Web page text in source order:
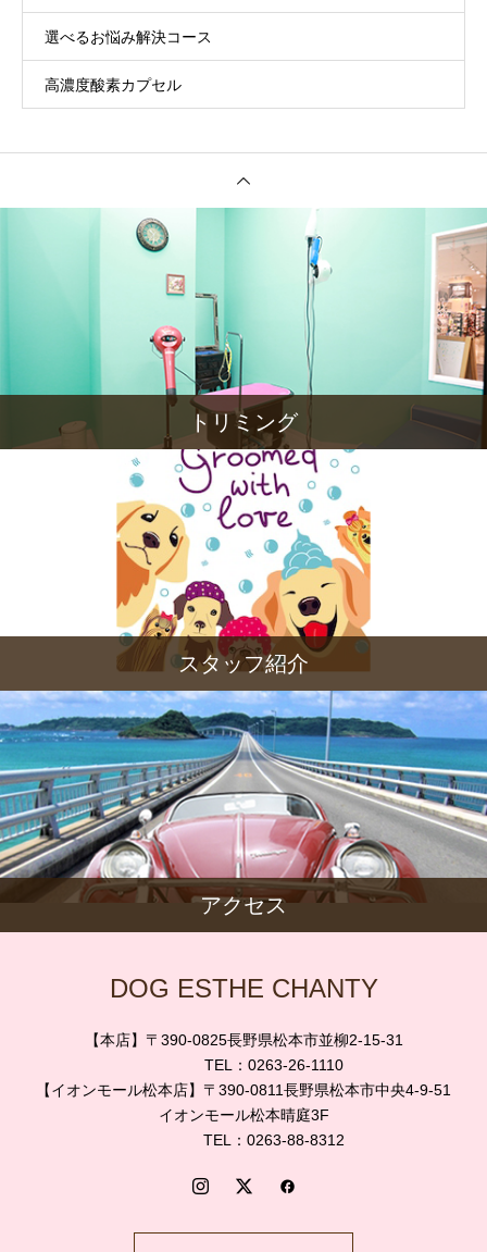
選べるお悩み解決コース
高濃度酸素カプセル
トリミング
スタッフ紹介
アクセス
DOG ESTHE CHANTY
【本店】〒390-0825長野県松本市並柳2-15-31
TEL：0263-26-1110
【イオンモール松本店】〒390-0811長野県松本市中央4-9-51
イオンモール松本晴庭3F
TEL：0263-88-8312